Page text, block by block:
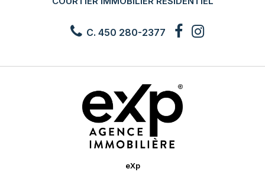
C. 450 280-2377
eXp